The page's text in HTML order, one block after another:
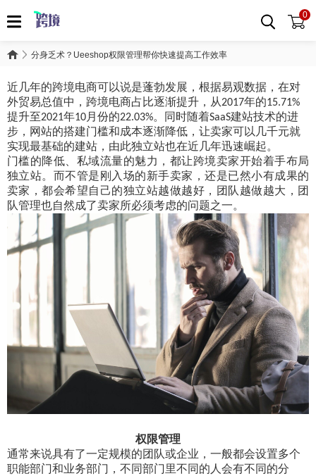
0
分身乏术？Ueeshop权限管理帮你快速提高工作效率
近几年的跨境电商可以说是蓬勃发展，根据易观数据，在对
外贸易总值中，跨境电商占比逐渐提升，从2017年的15.71%
提升至2021年10月份的22.03%。同时随着SaaS建站技术的进
步，网站的搭建门槛和成本逐渐降低，让卖家可以几千元就
实现最基础的建站，由此独立站也在近几年迅速崛起。
门槛的降低、私域流量的魅力，都让跨境卖家开始着手布局
独立站。而不管是刚入场的新手卖家，还是已然小有成果的
卖家，都会希望自己的独立站越做越好，团队越做越大，团
队管理也自然成了卖家所必须考虑的问题之一。
权限管理
通常来说具有了一定规模的团队或企业，一般都会设置多个
职能部门和业务部门，不同部门里不同的人会有不同的分